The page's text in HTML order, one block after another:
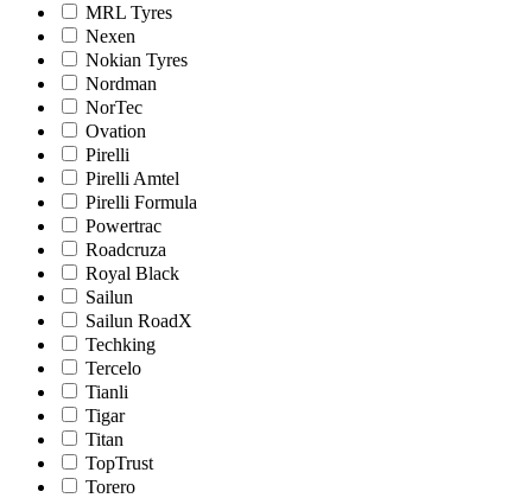
MRL Tyres
Nexen
Nokian Tyres
Nordman
NorTec
Ovation
Pirelli
Pirelli Amtel
Pirelli Formula
Powertrac
Roadcruza
Royal Black
Sailun
Sailun RoadX
Techking
Tercelo
Tianli
Tigar
Titan
TopTrust
Torero